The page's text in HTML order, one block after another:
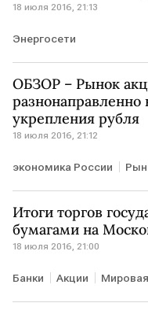
18 июля 2016, 21:13
Энергосети
ОБЗОР – Рынок
укрепления рубля
18 июля 2016, 21:12
экономика России
Итоги торгов
бумагами на
18 июля 2016, 21:00
Банки Акции